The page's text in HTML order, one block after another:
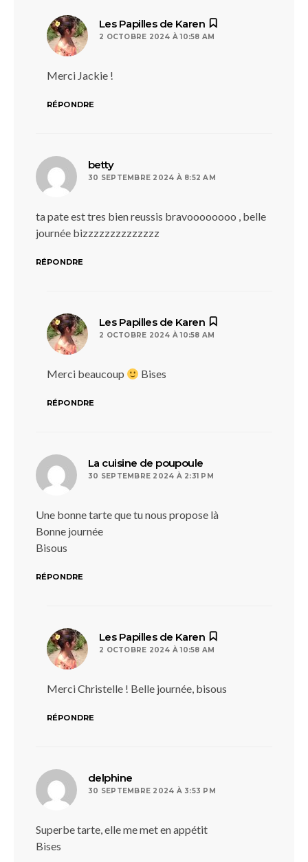
Les Papilles de Karen
2 OCTOBRE 2024 À 10:58 AM
Merci Jackie !
RÉPONDRE
bettydit :
30 SEPTEMBRE 2024 À 8:52 AM
ta pate est tres bien reussis bravoooooooo , belle
journée bizzzzzzzzzzzzzz
RÉPONDRE
Les Papilles de Karen
2 OCTOBRE 2024 À 10:58 AM
Merci beaucoup Bises
RÉPONDRE
La cuisine de poupoule
30 SEPTEMBRE 2024 À 2:31 PM
Une bonne tarte que tu nous propose là
Bonne journée
Bisous
RÉPONDRE
Les Papilles de Karen
2 OCTOBRE 2024 À 10:58 AM
Merci Christelle ! Belle journée, bisous
RÉPONDRE
delphine
30 SEPTEMBRE 2024 À 3:53 PM
Superbe tarte, elle me met en appétit
Bises